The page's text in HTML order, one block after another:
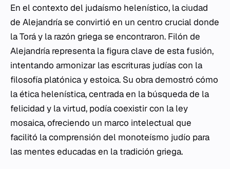
En el contexto del judaísmo helenístico, la ciudad
de Alejandría se convirtió en un centro crucial donde
la Torá y la razón griega se encontraron. Filón de
Alejandría representa la figura clave de esta fusión,
intentando armonizar las escrituras judías con la
filosofía platónica y estoica. Su obra demostró cómo
la ética helenística, centrada en la búsqueda de la
felicidad y la virtud, podía coexistir con la ley
mosaica, ofreciendo un marco intelectual que
facilitó la comprensión del monoteísmo judío para
las mentes educadas en la tradición griega.